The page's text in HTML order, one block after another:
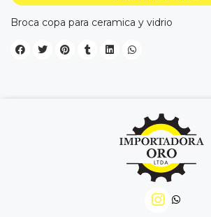
Broca copa para ceramica y vidrio